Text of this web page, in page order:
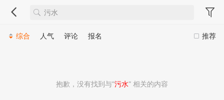
推荐
综合 人气 评论 报名
抱歉，没有找到与“污水” 相关的内容